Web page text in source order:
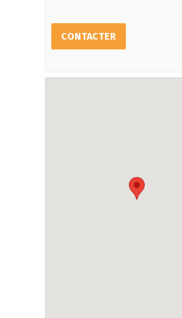
CONTACTER